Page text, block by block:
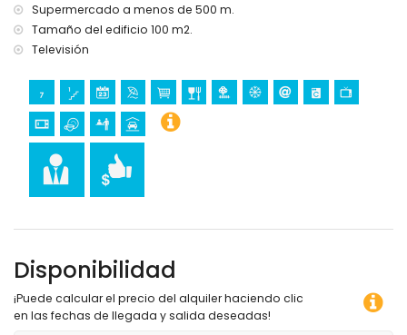
Supermercado a menos de 500 m.
Tamaño del edificio 100 m2.
Televisión
Disponibilidad
¡Puede calcular el precio del alquiler haciendo clic
en las fechas de llegada y salida deseadas!